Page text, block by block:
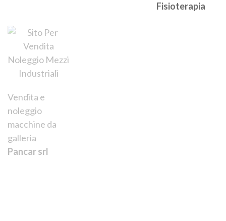
Fisioterapia
Vendita e
noleggio
macchine da
galleria
Pancar srl